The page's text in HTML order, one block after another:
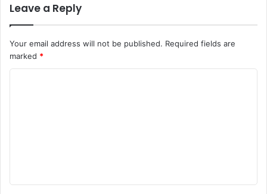
Leave a Reply
Your email address will not be published. Required fields are
marked *
t